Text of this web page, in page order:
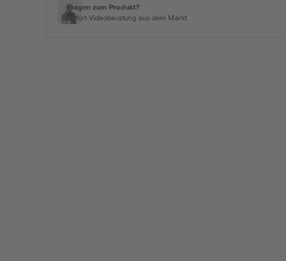
Fragen zum Produkt?
Sofort-Videoberatung aus dem Markt